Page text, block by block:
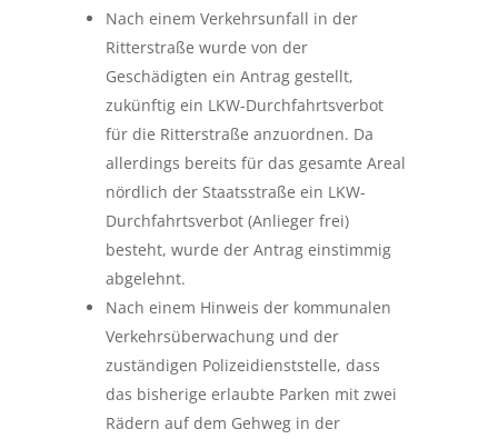
Nach einem Verkehrsunfall in der
Ritterstraße wurde von der
Geschädigten ein Antrag gestellt,
zukünftig ein LKW-Durchfahrtsverbot
für die Ritterstraße anzuordnen. Da
allerdings bereits für das gesamte Areal
nördlich der Staatsstraße ein LKW-
Durchfahrtsverbot (Anlieger frei)
besteht, wurde der Antrag einstimmig
abgelehnt.
Nach einem Hinweis der kommunalen
Verkehrsüberwachung und der
zuständigen Polizeidienststelle, dass
das bisherige erlaubte Parken mit zwei
Rädern auf dem Gehweg in der